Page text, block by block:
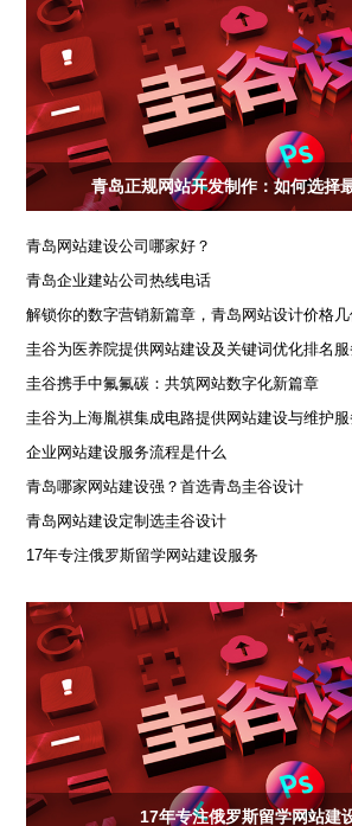
青岛正规网站开发制作：如何选择
青岛网站建设公司哪家好？
青岛企业建站公司热线电话
解锁你的数字营销新篇章，青岛网站设计价格几
圭谷携手中氟氟碳：共筑网站数字化新篇章
圭谷为上海胤祺集成电路提供网站建设与维护
企业网站建设服务流程是什么
青岛哪家网站建设强？首选青岛圭谷设计
青岛网站建设定制选圭谷设计
17年专注俄罗斯留学网站建设服务
17年专注俄罗斯留学网站建